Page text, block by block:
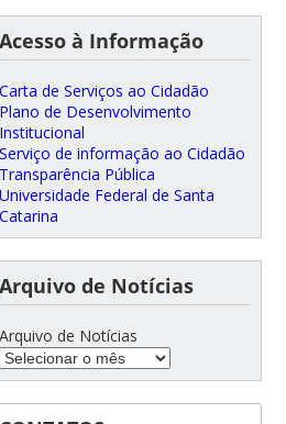
Acesso à Informação
Carta de Serviços ao Cidadão
Plano de Desenvolvimento
Institucional
Serviço de informação ao Cidadão
Transparência Pública
Universidade Federal de Santa
Catarina
Arquivo de Notícias
Arquivo de Notícias